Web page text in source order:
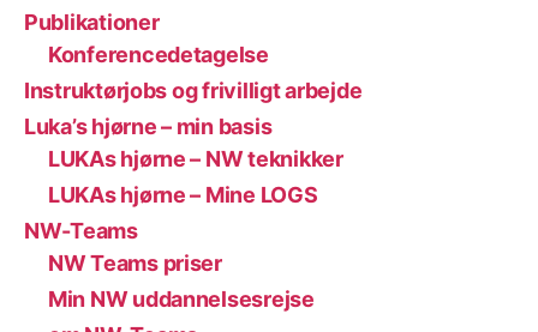
Publikationer
Konferencedetagelse
Instruktørjobs og frivilligt arbejde
Luka’s hjørne – min basis
LUKAs hjørne – NW teknikker
LUKAs hjørne – Mine LOGS
NW-Teams
NW Teams priser
Min NW uddannelsesrejse